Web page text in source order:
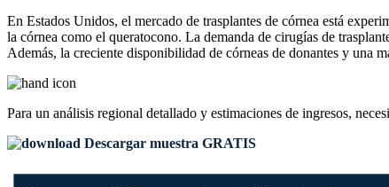
En Estados Unidos, el mercado de trasplantes de córnea está
la córnea como el queratocono. La demanda de cirugías de
Además, la creciente disponibilidad de córneas de donantes y una
Para un análisis regional detallado y estimaciones de ingresos,
Descargar muestra GRATIS